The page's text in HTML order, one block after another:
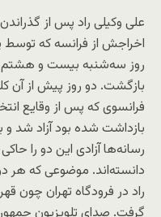
اخراجش از فرانسه که
بازگشت. دو روز پیش از آن
بازداشت شده بود آزاد شد و
رسانه‌ها آزادی این دو را
دانسته‌اند. موضوعی که هر
راد در فرودگاه تهران چون